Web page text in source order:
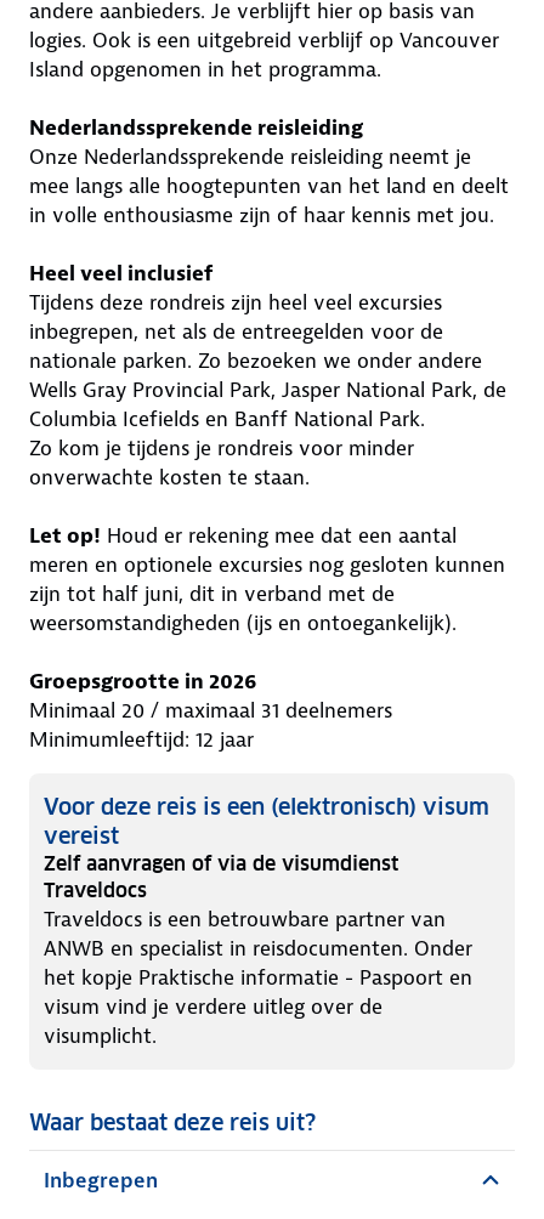
andere aanbieders. Je verblijft hier op basis van
logies. Ook is een uitgebreid verblijf op Vancouver
Island opgenomen in het programma.
Nederlandssprekende reisleiding
Onze Nederlandssprekende reisleiding neemt je
mee langs alle hoogtepunten van het land en deelt
in volle enthousiasme zijn of haar kennis met jou.
Heel veel inclusief
Tijdens deze rondreis zijn heel veel excursies
inbegrepen, net als de entreegelden voor de
nationale parken. Zo bezoeken we onder andere
Wells Gray Provincial Park, Jasper National Park, de
Columbia Icefields en Banff National Park.
Zo kom je tijdens je rondreis voor minder
onverwachte kosten te staan.
Let op! Houd er rekening mee dat een aantal
meren en optionele excursies nog gesloten kunnen
zijn tot half juni, dit in verband met de
weersomstandigheden (ijs en ontoegankelijk).
Groepsgrootte in 2026
Minimaal 20 / maximaal 31 deelnemers
Minimumleeftijd: 12 jaar
Voor deze reis is een (elektronisch) visum
vereist
Zelf aanvragen of via de visumdienst
Traveldocs
Traveldocs is een betrouwbare partner van
ANWB en specialist in reisdocumenten. Onder
het kopje Praktische informatie - Paspoort en
visum vind je verdere uitleg over de
visumplicht.
Waar bestaat deze reis uit?
Inbegrepen